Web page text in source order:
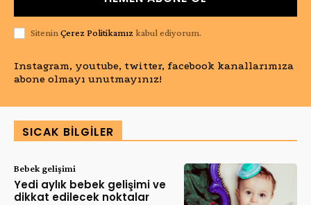
SiteninÇerez Politikamızkabul ediyorum.
Instagram, youtube, twitter, facebook kanallarımıza
abone olmayı unutmayınız!
SICAK BILGILER
Bebek gelişimi
Yedi aylık bebek gelişimi ve
dikkat edilecek noktalar